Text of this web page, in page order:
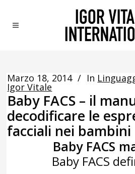
Marzo 18, 2014 In
Igor Vitale
Baby FACS – il
decodificare le
facciali nei bambini
Baby FACS
Baby FACS